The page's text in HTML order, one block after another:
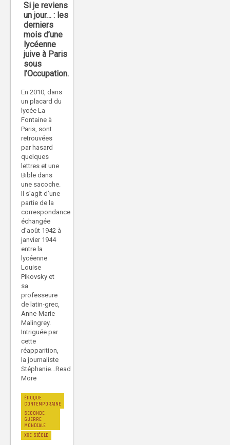
Si je reviens
un jour… : les
derniers
mois d’une
lycéenne
juive à Paris
sous
l’Occupation.
En 2010, dans
un placard du
lycée La
Fontaine à
Paris, sont
retrouvées
par hasard
quelques
lettres et une
Bible dans
une sacoche.
Il s’agit d’une
partie de la
correspondance
échangée
d’août 1942 à
janvier 1944
entre la
lycéenne
Louise
Pikovsky et
sa
professeure
de latin-grec,
Anne-Marie
Malingrey.
Intriguée par
cette
réapparition,
la journaliste
Stéphanie...Read
More
ÉPOQUE
CONTEMPORAINE
SECONDE
GUERRE
MONDIALE
XXE SIÈCLE